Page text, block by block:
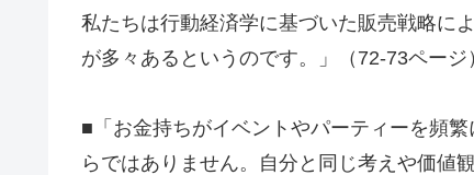
私たちは行動経済学に基づいた販売戦略に
が多々あるというのです。」（72-73ページ
■「お金持ちがイベントやパーティーを頻
らではありません。自分と同じ考えや価値